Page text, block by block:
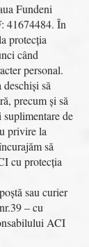
Fundeni
41674484. În
protecția
când
personal.
să
precum și să
de
privire la
să
cu protecția
sau curier
– cu
ACI